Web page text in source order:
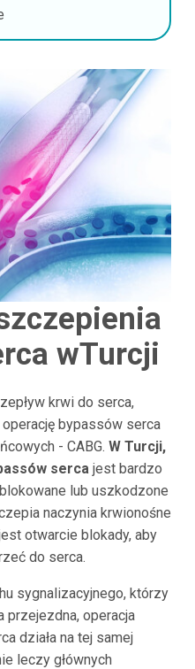
wTurcji
krwi do serca,
bypassów serca
- CABG. W Turcji,
serca jest bardzo
lub uszkodzone
naczynia krwionośne
otwarcie blokady, aby
do serca.
sygnalizacyjnego, którzy
przejezdna, operacja
działa na tej samej
leczy głównych